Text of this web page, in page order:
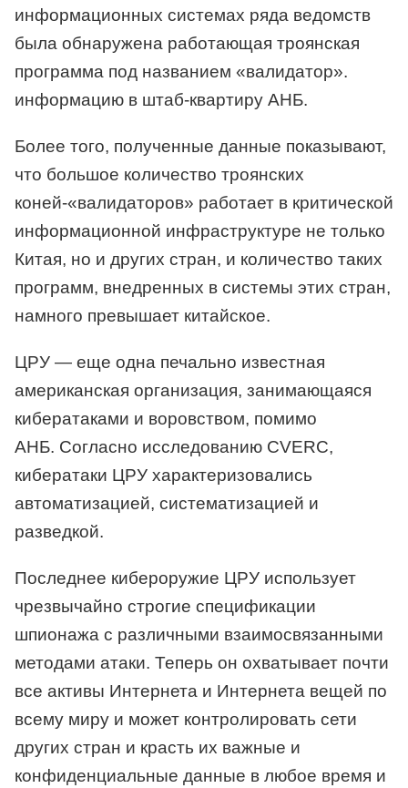
информационных системах ряда ведомств
была обнаружена работающая троянская
программа под названием «валидатор».
информацию в штаб-квартиру АНБ.
Более того, полученные данные показывают,
что большое количество троянских
коней-«валидаторов» работает в критической
информационной инфраструктуре не только
Китая, но и других стран, и количество таких
программ, внедренных в системы этих стран,
намного превышает китайское.
ЦРУ — еще одна печально известная
американская организация, занимающаяся
кибератаками и воровством, помимо
АНБ. Согласно исследованию CVERC,
кибератаки ЦРУ характеризовались
автоматизацией, систематизацией и
разведкой.
Последнее кибероружие ЦРУ использует
чрезвычайно строгие спецификации
шпионажа с различными взаимосвязанными
методами атаки. Теперь он охватывает почти
все активы Интернета и Интернета вещей по
всему миру и может контролировать сети
других стран и красть их важные и
конфиденциальные данные в любое время и